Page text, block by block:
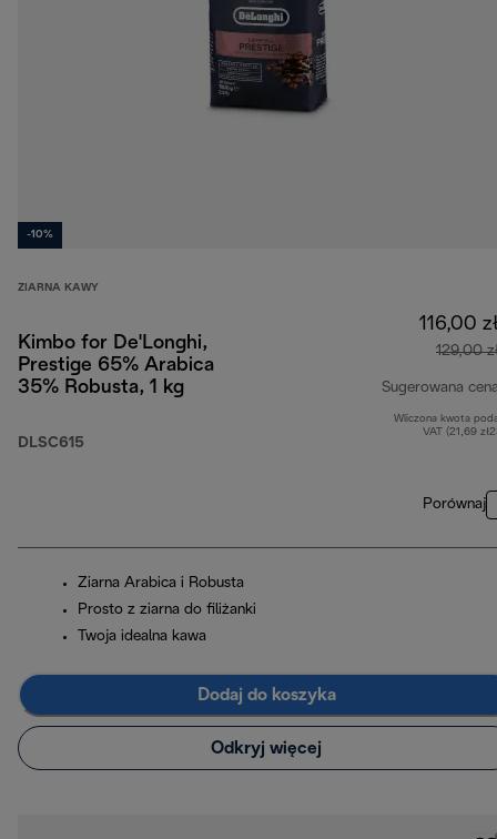
-10%
ZIARNA KAWY
Kimbo for De'Longhi,
Prestige 65% Arabica
35% Robusta, 1 kg
DLSC615
116,00
129,00
Sugerowana
Wliczona kwota
VAT (21,69
Porównaj
Ziarna Arabica i Robusta
Prosto z ziarna do filiżanki
Twoja idealna kawa
Dodaj do koszyka
Odkryj więcej